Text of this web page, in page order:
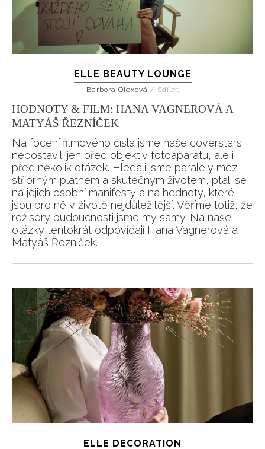
ELLE BEAUTY LOUNGE
Barbora Olexová / Sdílet
HODNOTY & FILM: HANA VAGNEROVÁ A
MATYÁŠ ŘEZNÍČEK
Na focení filmového čísla jsme naše coverstars
nepostavili jen před objektiv fotoaparátu, ale i
před několik otázek. Hledali jsme paralely mezi
stříbrným plátnem a skutečným životem, ptali se
na jejich osobní manifesty a na hodnoty, které
jsou pro ně v životě nejdůležitější. Věříme totiž, že
režiséry budoucnosti jsme my samy. Na naše
otázky tentokrát odpovídají Hana Vagnerová a
Matyáš Řezníček.
ELLE DECORATION